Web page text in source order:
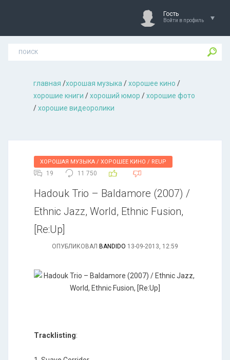
Гость
Войти в профиль
главная /хорошая музыкa /хорошее кино /
хорошие книги /хороший юмор /хорошие фото
/хорошие видеоролики
ХОРОШАЯ МУЗЫКА / ХОРОШЕЕ КИНО / REUP
19 11 750
Hadouk Trio – Baldamore (2007) /
Ethnic Jazz, World, Ethnic Fusion,
[Re:Up]
ОПУБЛИКОВАЛ BANDIDO 13-09-2013, 12:59
Tracklisting: